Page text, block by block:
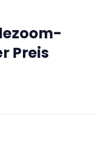
Preis